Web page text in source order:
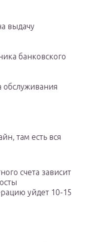
выдачу
банковского
обслуживания
там есть вся
счета зависит
уйдет 10-15